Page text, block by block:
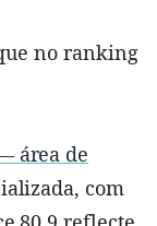
no ranking
área de
com